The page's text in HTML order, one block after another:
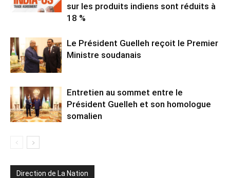
sur les produits indiens sont réduits à
18 %
Le Président Guelleh reçoit le Premier
Ministre soudanais
Entretien au sommet entre le
Président Guelleh et son homologue
somalien
Direction de La Nation